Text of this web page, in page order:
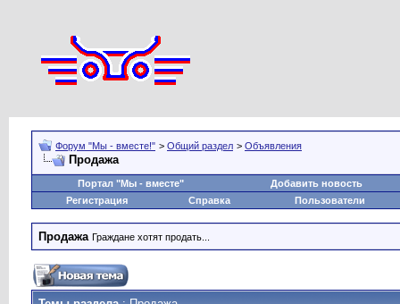
Форум "Мы - вместе!" > Общий раздел > Объявления
Продажа
Портал "Мы - вместе"
Добавить новость
Регистрация
Справка Пользователи
Продажа Граждане хотят продать...